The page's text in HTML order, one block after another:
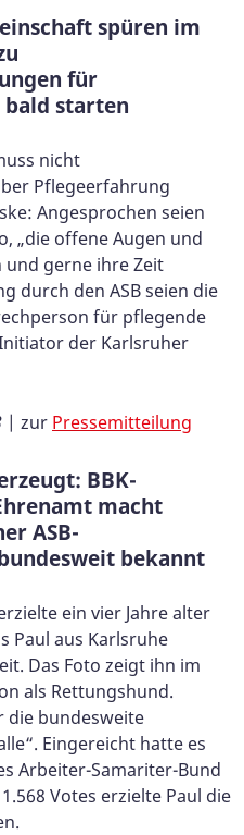
spüren im
für
starten
nicht
Pflegeerfahrung
Angesprochen seien
„die offene Augen und
gerne ihre Zeit
durch den ASB seien die
für pflegende
der Karlsruher
| zur Pressemitteilung
BBK-
macht
ASB-
bekannt
ein vier Jahre alter
Paul aus Karlsruhe
Das Foto zeigt ihn im
als Rettungshund.
die bundesweite
Eingereicht hatte es
Arbeiter-Samariter-Bund
Votes erzielte Paul die